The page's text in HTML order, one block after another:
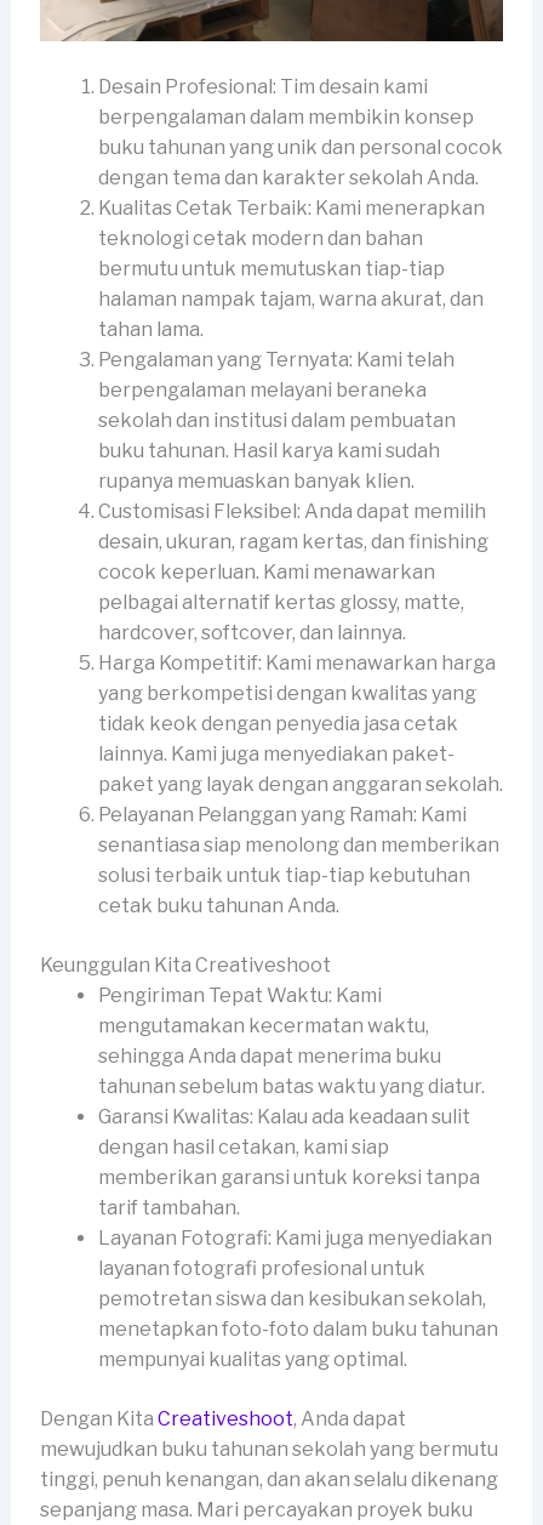
Desain Profesional: Tim desain kami
berpengalaman dalam membikin konsep
buku tahunan yang unik dan personal cocok
dengan tema dan karakter sekolah Anda.
Kualitas Cetak Terbaik: Kami menerapkan
teknologi cetak modern dan bahan
bermutu untuk memutuskan tiap-tiap
halaman nampak tajam, warna akurat, dan
tahan lama.
Pengalaman yang Ternyata: Kami telah
berpengalaman melayani beraneka
sekolah dan institusi dalam pembuatan
buku tahunan. Hasil karya kami sudah
rupanya memuaskan banyak klien.
Customisasi Fleksibel: Anda dapat memilih
desain, ukuran, ragam kertas, dan finishing
cocok keperluan. Kami menawarkan
pelbagai alternatif kertas glossy, matte,
hardcover, softcover, dan lainnya.
Harga Kompetitif: Kami menawarkan harga
yang berkompetisi dengan kwalitas yang
tidak keok dengan penyedia jasa cetak
lainnya. Kami juga menyediakan paket-
paket yang layak dengan anggaran sekolah.
Pelayanan Pelanggan yang Ramah: Kami
senantiasa siap menolong dan memberikan
solusi terbaik untuk tiap-tiap kebutuhan
cetak buku tahunan Anda.
Keunggulan Kita Creativeshoot
Pengiriman Tepat Waktu: Kami
mengutamakan kecermatan waktu,
sehingga Anda dapat menerima buku
tahunan sebelum batas waktu yang diatur.
Garansi Kwalitas: Kalau ada keadaan sulit
dengan hasil cetakan, kami siap
memberikan garansi untuk koreksi tanpa
tarif tambahan.
Layanan Fotografi: Kami juga menyediakan
layanan fotografi profesional untuk
pemotretan siswa dan kesibukan sekolah,
menetapkan foto-foto dalam buku tahunan
mempunyai kualitas yang optimal.
Dengan Kita Creativeshoot, Anda dapat
mewujudkan buku tahunan sekolah yang bermutu
tinggi, penuh kenangan, dan akan selalu dikenang
sepanjang masa. Mari percayakan proyek buku